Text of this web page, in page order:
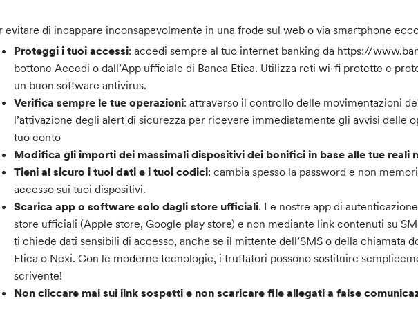
evitare di incappare inconsapevolmente in una frode sul web o via smartphone
Proteggi i tuoi accessi: accedi sempre al tuo internet banking da https://
bottone Accedi o dall’App ufficiale di Banca Etica. Utilizza reti wi-fi protette e
un buon software antivirus.
Verifica sempre le tue operazioni: attraverso il controllo delle movimentazioni
l’attivazione degli alert di sicurezza per ricevere immediatamente gli avvisi delle
tuo conto
Modifica gli importi dei massimali dispositivi dei bonifici in base alle tue reali
Tieni al sicuro i tuoi dati e i tuoi codici: cambia spesso la password e non
accesso sui tuoi dispositivi.
Scarica app o software solo dagli store ufficiali. Le nostre app di
store ufficiali (Apple store, Google play store) e non mediante link contenuti su
ti chiede dati sensibili di accesso, anche se il mittente dell’SMS o della chiamata
Etica o Nexi. Con le moderne tecnologie, i truffatori possono sostituire
scrivente!
Non cliccare mai sui link sospetti e non scaricare file allegati a false